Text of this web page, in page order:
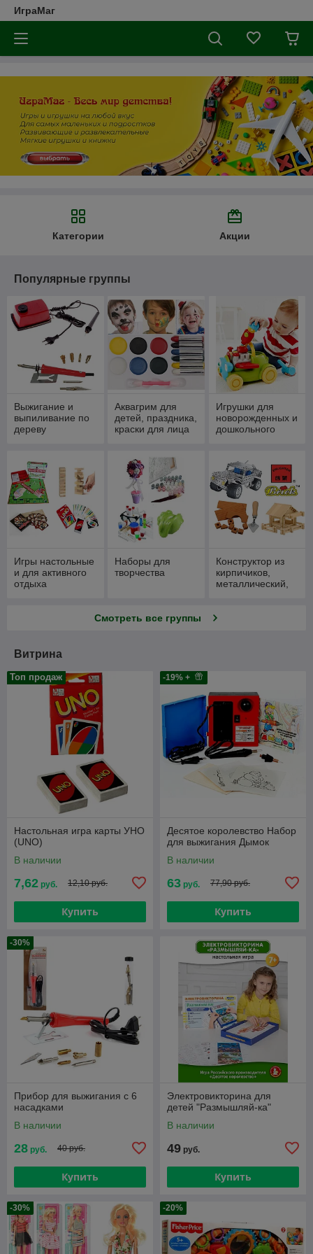
ИграМаг
Категории Акции
Популярные группы
Выжигание и
выпиливание по
дереву
Аквагрим для
детей, праздника,
краски для лица
Игрушки для
новорожденных и
дошкольного
Игры настольные
и для активного
отдыха
Наборы для
творчества
Конструктор из
кирпичиков,
металлический,
Смотреть все группы
Витрина
Топ продаж
Настольная игра карты УНО
(UNO)
В наличии
7,62 руб. 12,10 руб.
Купить
-19% +
Десятое королевство Набор
для выжигания Дымок
В наличии
63 руб. 77,90 руб.
Купить
-30%
Прибор для выжигания с 6
насадками
В наличии
28 руб. 40 руб.
Купить
Электровикторина для
детей "Размышляй-ка"
В наличии
49 руб.
Купить
-30% -20%